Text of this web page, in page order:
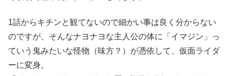
1話からキチンと観てないので細かい事は良く分からない
のですが、そんなナヨナヨな主人公の体に「イマジン」っ
ていう鬼みたいな怪物（味方？）が憑依して、仮面ライダ
ーに変身。